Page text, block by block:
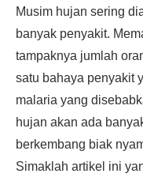
Musim hujan sering
banyak penyakit.
tampaknya jumlah
satu bahaya penyakit
malaria yang
hujan akan ada
berkembang biak
Simaklah artikel ini